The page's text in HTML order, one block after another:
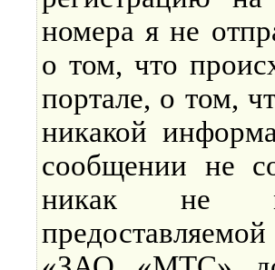
номера я не
о том, что
портале, о том,
никакой
сообщении не
никак не